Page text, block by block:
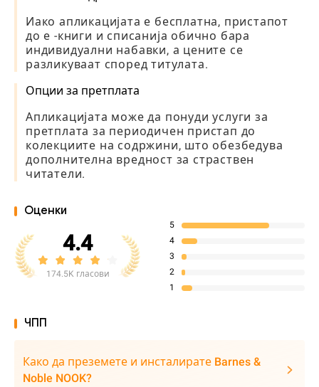
Иако апликацијата е бесплатна, пристапот
до е -книги и списанија обично бара
индивидуални набавки, а цените се
разликуваат според титулата.
Опции за претплата
Апликацијата може да понуди услуги за
претплата за периодичен пристап до
колекциите на содржини, што обезбедува
дополнителна вредност за страствен
читатели.
Оценки
4.4
174.5K гласови
5
4
3
2
1
ЧПП
Како да преземете и инсталирате Barnes &
Noble NOOK?